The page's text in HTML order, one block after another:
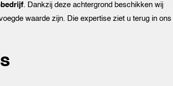
. Dankzij deze achtergrond beschikken wij
waarde zijn. Die expertise ziet u terug in ons